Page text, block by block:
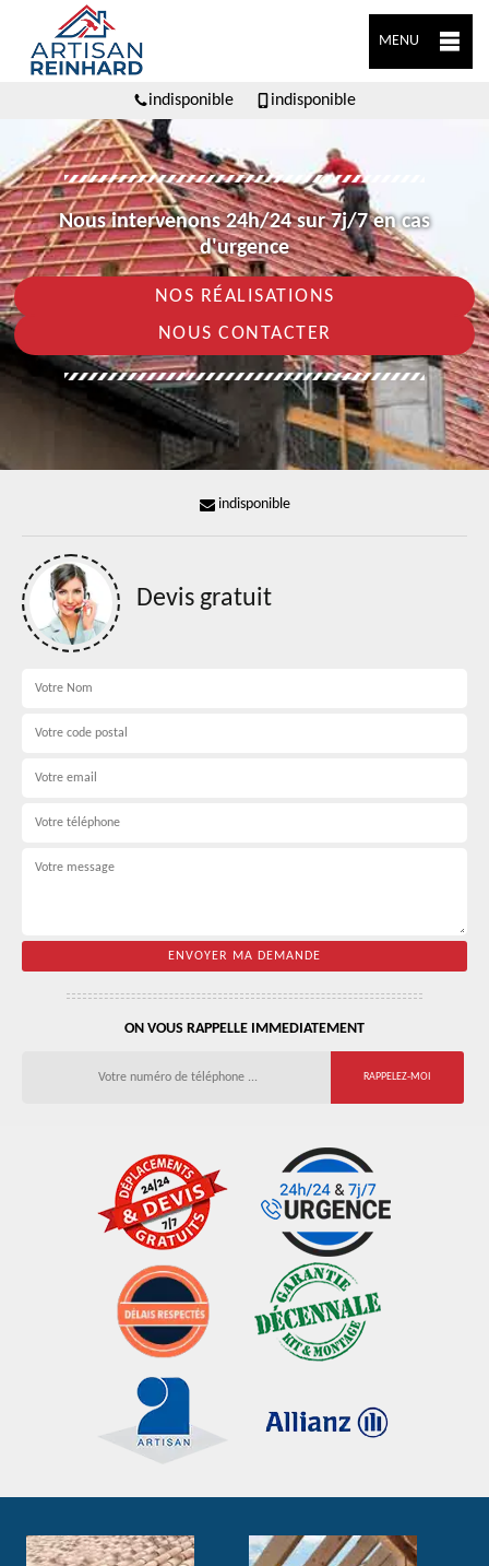
MENU
indisponible indisponible
Nous intervenons 24h/24 sur 7j/7 en cas
d'urgence
NOS RÉALISATIONS
NOUS CONTACTER
indisponible
Devis gratuit
ON VOUS RAPPELLE IMMEDIATEMENT